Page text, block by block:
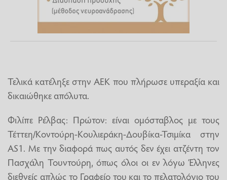
Τελικά κατέληξε στην ΑΕΚ που πλήρωσε υπεραξία και
δικαιώθηκε απόλυτα.
Φιλίπε Ρέλβας: Πρώτον: είναι ομόσταβλος με τους
Τέττεη/Κοντούρη-Κουλιεράκη-Δουβίκα-Τσιμίκα στην
AS1. Με την διαφορά πως αυτός δεν έχει ατζέντη τον
Πασχάλη Τουντούρη, όπως όλοι οι εν λόγω Έλληνες
διεθνείς απλώς το Γραφείο του και το πελατολόγιο του